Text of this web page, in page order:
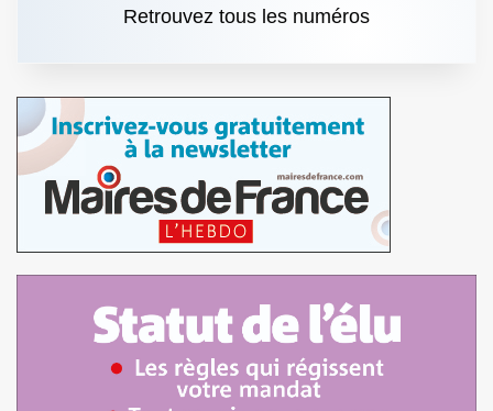
Retrouvez tous les numéros